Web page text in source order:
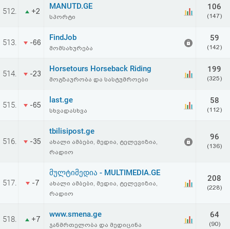
512. +2
MANUTD.GE
სპორტი
106
(147)
513. -66
FindJob
მომსახურება
59
(142)
514. -23
Horsetours Horseback Riding
მოგზაურობა და სასტუმროები
199
(325)
515. -65
last.ge
სხვადასხვა
58
(112)
516. -35
tbilisipost.ge
ახალი ამბები, მედია, ტელევიზია,
რადიო
96
(136)
517. -7
მულტიმედია - MULTIMEDIA.GE
ახალი ამბები, მედია, ტელევიზია,
რადიო
208
(228)
518. +7
www.smena.ge
ჯანმრთელობა და მედიცინა
64
(90)